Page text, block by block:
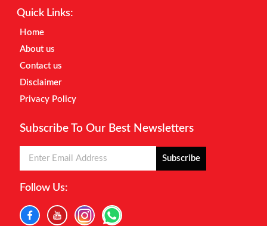
Quick Links:
Home
About us
Contact us
Disclaimer
Privacy Policy
Subscribe To Our Best Newsletters
Subscribe
Follow Us: